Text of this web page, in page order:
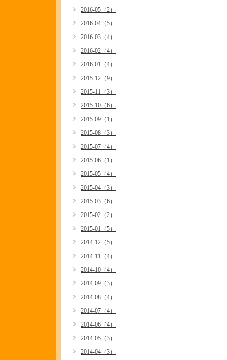
2016-05（2）
2016-04（5）
2016-03（4）
2016-02（4）
2016-01（4）
2015-12（9）
2015-11（3）
2015-10（6）
2015-09（1）
2015-08（3）
2015-07（4）
2015-06（1）
2015-05（4）
2015-04（3）
2015-03（6）
2015-02（2）
2015-01（5）
2014-12（5）
2014-11（4）
2014-10（4）
2014-09（3）
2014-08（4）
2014-07（4）
2014-06（4）
2014-05（3）
2014-04（3）